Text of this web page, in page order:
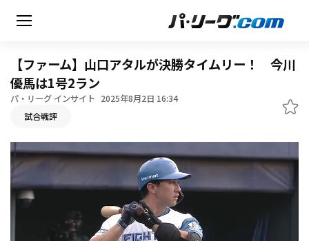
HOME
動画
日程・結果
【ファーム】山口アタルが決勝タイムリー！ 今川
優馬は1号2ラン
パ・リーグ インサイト 2025年8月2日 16:34
試合戦評